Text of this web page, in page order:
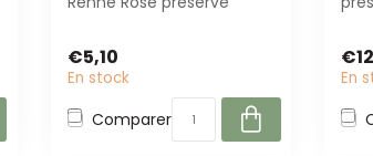
€5,10
En stock
Comparer
En